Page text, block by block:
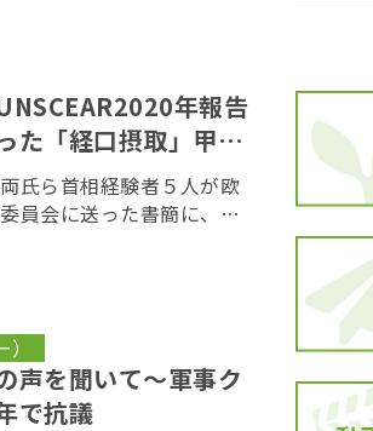
と心得」を策定した。し
年報告
た「経口摂取」甲状
氏ら首相経験者５人が欧
員会に送った書簡に、東
声を聞いて～軍事ク
で抗議